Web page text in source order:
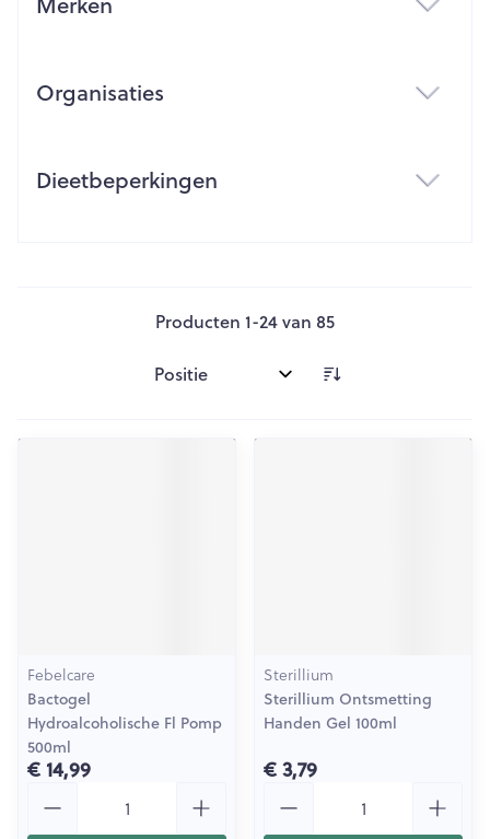
Organisaties
Dieetbeperkingen
Producten 1-24van 85
Sorteer op:
Febelcare
Bactogel
Hydroalcoholische Fl Pomp
500ml
€ 14,99
Sterillium
Sterillium Ontsmetting
Handen Gel 100ml
€ 3,79